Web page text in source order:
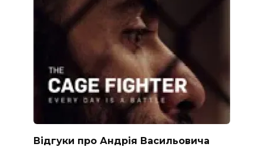
Відгуки про Андрія Васильовича